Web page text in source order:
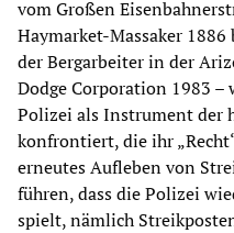
vom Großen
Haymarket-Massaker
der Bergarbeiter in der
Dodge Corporation 1983
Polizei als Instrument der
konfrontiert, die ihr
erneutes Aufleben von
führen, dass die Polizei
spielt, nämlich